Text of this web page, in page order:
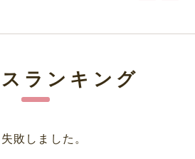
ランキング
敗しました。